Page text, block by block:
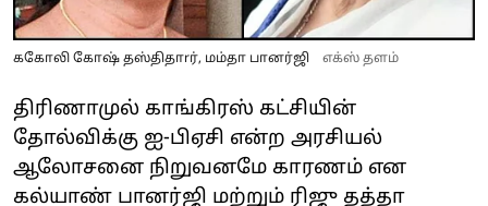
ககோலி கோஷ் தஸ்திதாrர், மம்தா பானர்ஜி எக்ஸ் தளம்
திரிணாமுல் காங்கிரஸ் கட்சியின்
தோல்விக்கு ஐ-பிஏசி என்ற அரசியல்
ஆலோசனை நிறுவனமே காரணம் என
கல்யாண் பானர்ஜி மற்றும் ரிஜு தத்தா